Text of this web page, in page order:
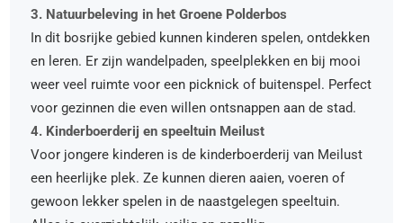
3. Natuurbeleving in het Groene Polderbos
In dit bosrijke gebied kunnen kinderen spelen, ontdekken
en leren. Er zijn wandelpaden, speelplekken en bij mooi
weer veel ruimte voor een picknick of buitenspel. Perfect
voor gezinnen die even willen ontsnappen aan de stad.
4. Kinderboerderij en speeltuin Meilust
Voor jongere kinderen is de kinderboerderij van Meilust
een heerlijke plek. Ze kunnen dieren aaien, voeren of
gewoon lekker spelen in de naastgelegen speeltuin.